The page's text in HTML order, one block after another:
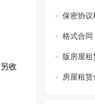
收
保密协议
格式合同
版房屋
房屋租